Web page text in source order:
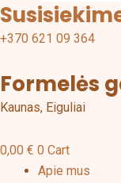
+370 621 09 364
Formelės
Kaunas, Eiguliai
0,00 € 0 Cart
Apie mus